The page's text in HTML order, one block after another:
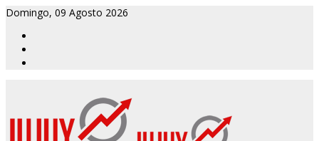
Domingo, 09 Agosto 2026